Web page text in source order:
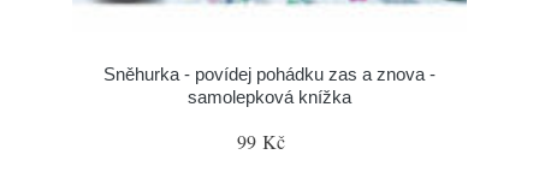
Sněhurka - povídej pohádku zas a znova -
samolepková knížka
99 Kč